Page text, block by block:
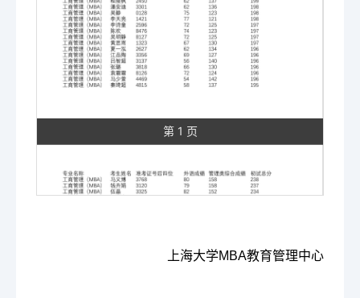
第 1 页
上海大学MBA教育管理中心